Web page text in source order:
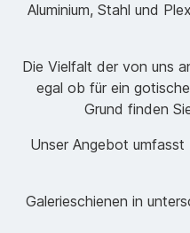
Aluminium, Stahl und
Die Vielfalt der von uns
egal ob für ein
Grund finden
Unser Angebot
Galerieschienen in